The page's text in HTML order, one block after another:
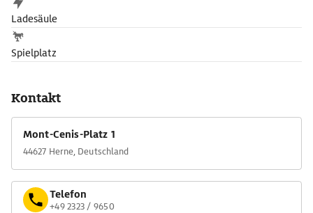
Ladesäule
Spielplatz
Kontakt
Mont-Cenis-Platz 1
44627 Herne, Deutschland
Telefon
+49 2323 / 9650